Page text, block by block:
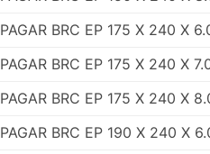
PAGAR BRC EP 175 X 240 X
PAGAR BRC EP 175 X 240 X
PAGAR BRC EP 175 X 240 X
PAGAR BRC EP 190 X 240 X